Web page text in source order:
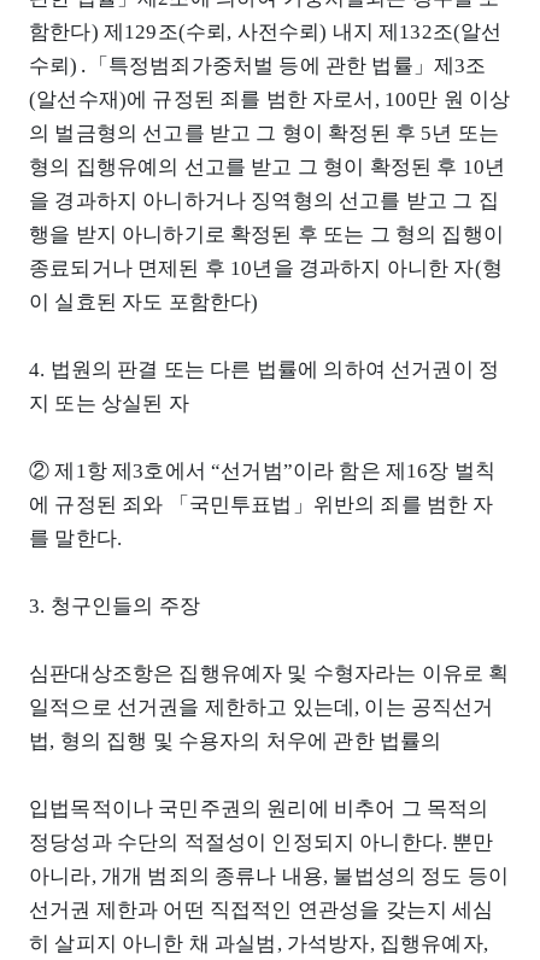
함한다) 제129조(수뢰, 사전수뢰) 내지 제132조(알선
수뢰)․「특정범죄가중처벌 등에 관한 법률」제3조
(알선수재)에 규정된 죄를 범한 자로서, 100만 원 이상
의 벌금형의 선고를 받고 그 형이 확정된 후 5년 또는
형의 집행유예의 선고를 받고 그 형이 확정된 후 10년
을 경과하지 아니하거나 징역형의 선고를 받고 그 집
행을 받지 아니하기로 확정된 후 또는 그 형의 집행이
종료되거나 면제된 후 10년을 경과하지 아니한 자(형
이 실효된 자도 포함한다)
4. 법원의 판결 또는 다른 법률에 의하여 선거권이 정
지 또는 상실된 자
② 제1항 제3호에서 “선거범”이라 함은 제16장 벌칙
에 규정된 죄와 「국민투표법」위반의 죄를 범한 자
를 말한다.
3. 청구인들의 주장
심판대상조항은 집행유예자 및 수형자라는 이유로 획
일적으로 선거권을 제한하고 있는데, 이는 공직선거
법, 형의 집행 및 수용자의 처우에 관한 법률의
입법목적이나 국민주권의 원리에 비추어 그 목적의
정당성과 수단의 적절성이 인정되지 아니한다. 뿐만
아니라, 개개 범죄의 종류나 내용, 불법성의 정도 등이
선거권 제한과 어떤 직접적인 연관성을 갖는지 세심
히 살피지 아니한 채 과실범, 가석방자, 집행유예자,